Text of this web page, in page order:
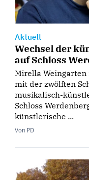
Aktuell
Wechsel der
auf Schloss
Mirella
mit der zwölften
musikalisch-
Schloss
künstlerische ...
Von PD